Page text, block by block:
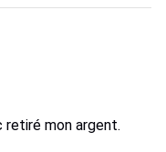
retiré mon argent.